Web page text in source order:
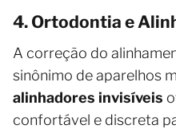
4. Ortodontia e
A correção do
sinônimo de aparelhos
alinhadores invisíveis
confortável e discreta